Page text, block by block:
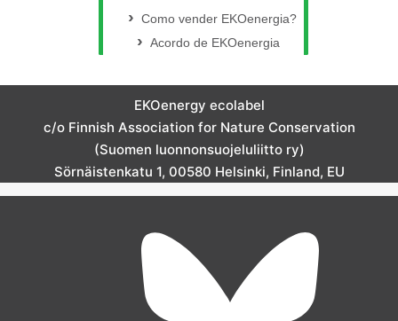
Como vender EKOenergia?
Acordo de EKOenergia
EKOenergy ecolabel
c/o Finnish Association for Nature Conservation
(Suomen luonnonsuojeluliitto ry)
Sörnäistenkatu 1, 00580 Helsinki, Finland, EU